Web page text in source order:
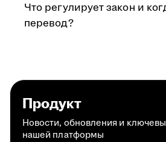
Что регулирует закон и
перевод?
Продукт
Новости, обновления и
нашей платформы